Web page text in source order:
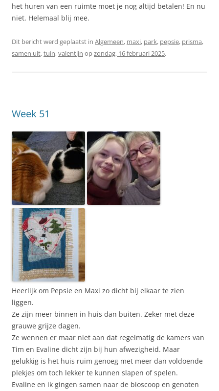
het huren van een ruimte moet je nog altijd betalen! En nu
niet. Helemaal blij mee.
Dit bericht werd geplaatst in Algemeen, maxi, park, pepsie, prisma,
samen uit,tuin,valentijn opzondag, 16 februari 2025.
Week 51
Heerlijk om Pepsie en Maxi zo dicht bij elkaar te zien
liggen.
Ze zijn meer binnen in huis dan buiten. Zeker met deze
grauwe grijze dagen.
Ze wennen er maar niet aan dat regelmatig de kamers van
Tim en Evaline dicht zijn bij hun afwezigheid. Maar
gelukkig is het huis ruim genoeg met meer dan voldoende
plekjes om toch lekker te kunnen slapen of spelen.
Evaline en ik gingen samen naar de bioscoop en genoten